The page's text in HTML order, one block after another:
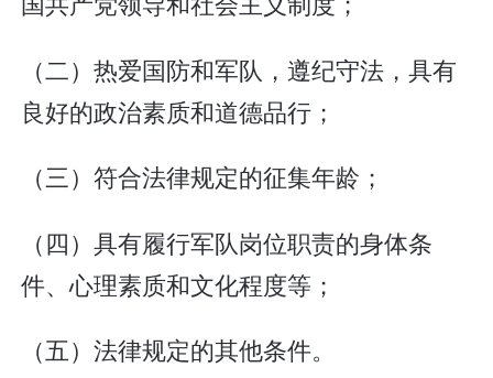
（二）热爱国防和军队，遵纪守法，具有
良好的政治素质和道德品行；
（三）符合法律规定的征集年龄；
（四）具有履行军队岗位职责的身体条
件、心理素质和文化程度等；
（五）法律规定的其他条件。